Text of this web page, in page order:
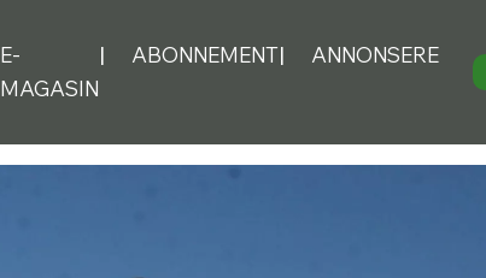
E-
MAGASIN
ABONNEMENT ANNONSERE